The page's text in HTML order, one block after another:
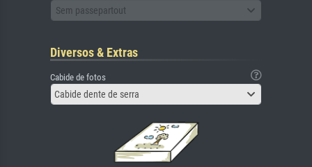
Sem passepartout
Diversos & Extras
Cabide de fotos
Cabide dente de serra